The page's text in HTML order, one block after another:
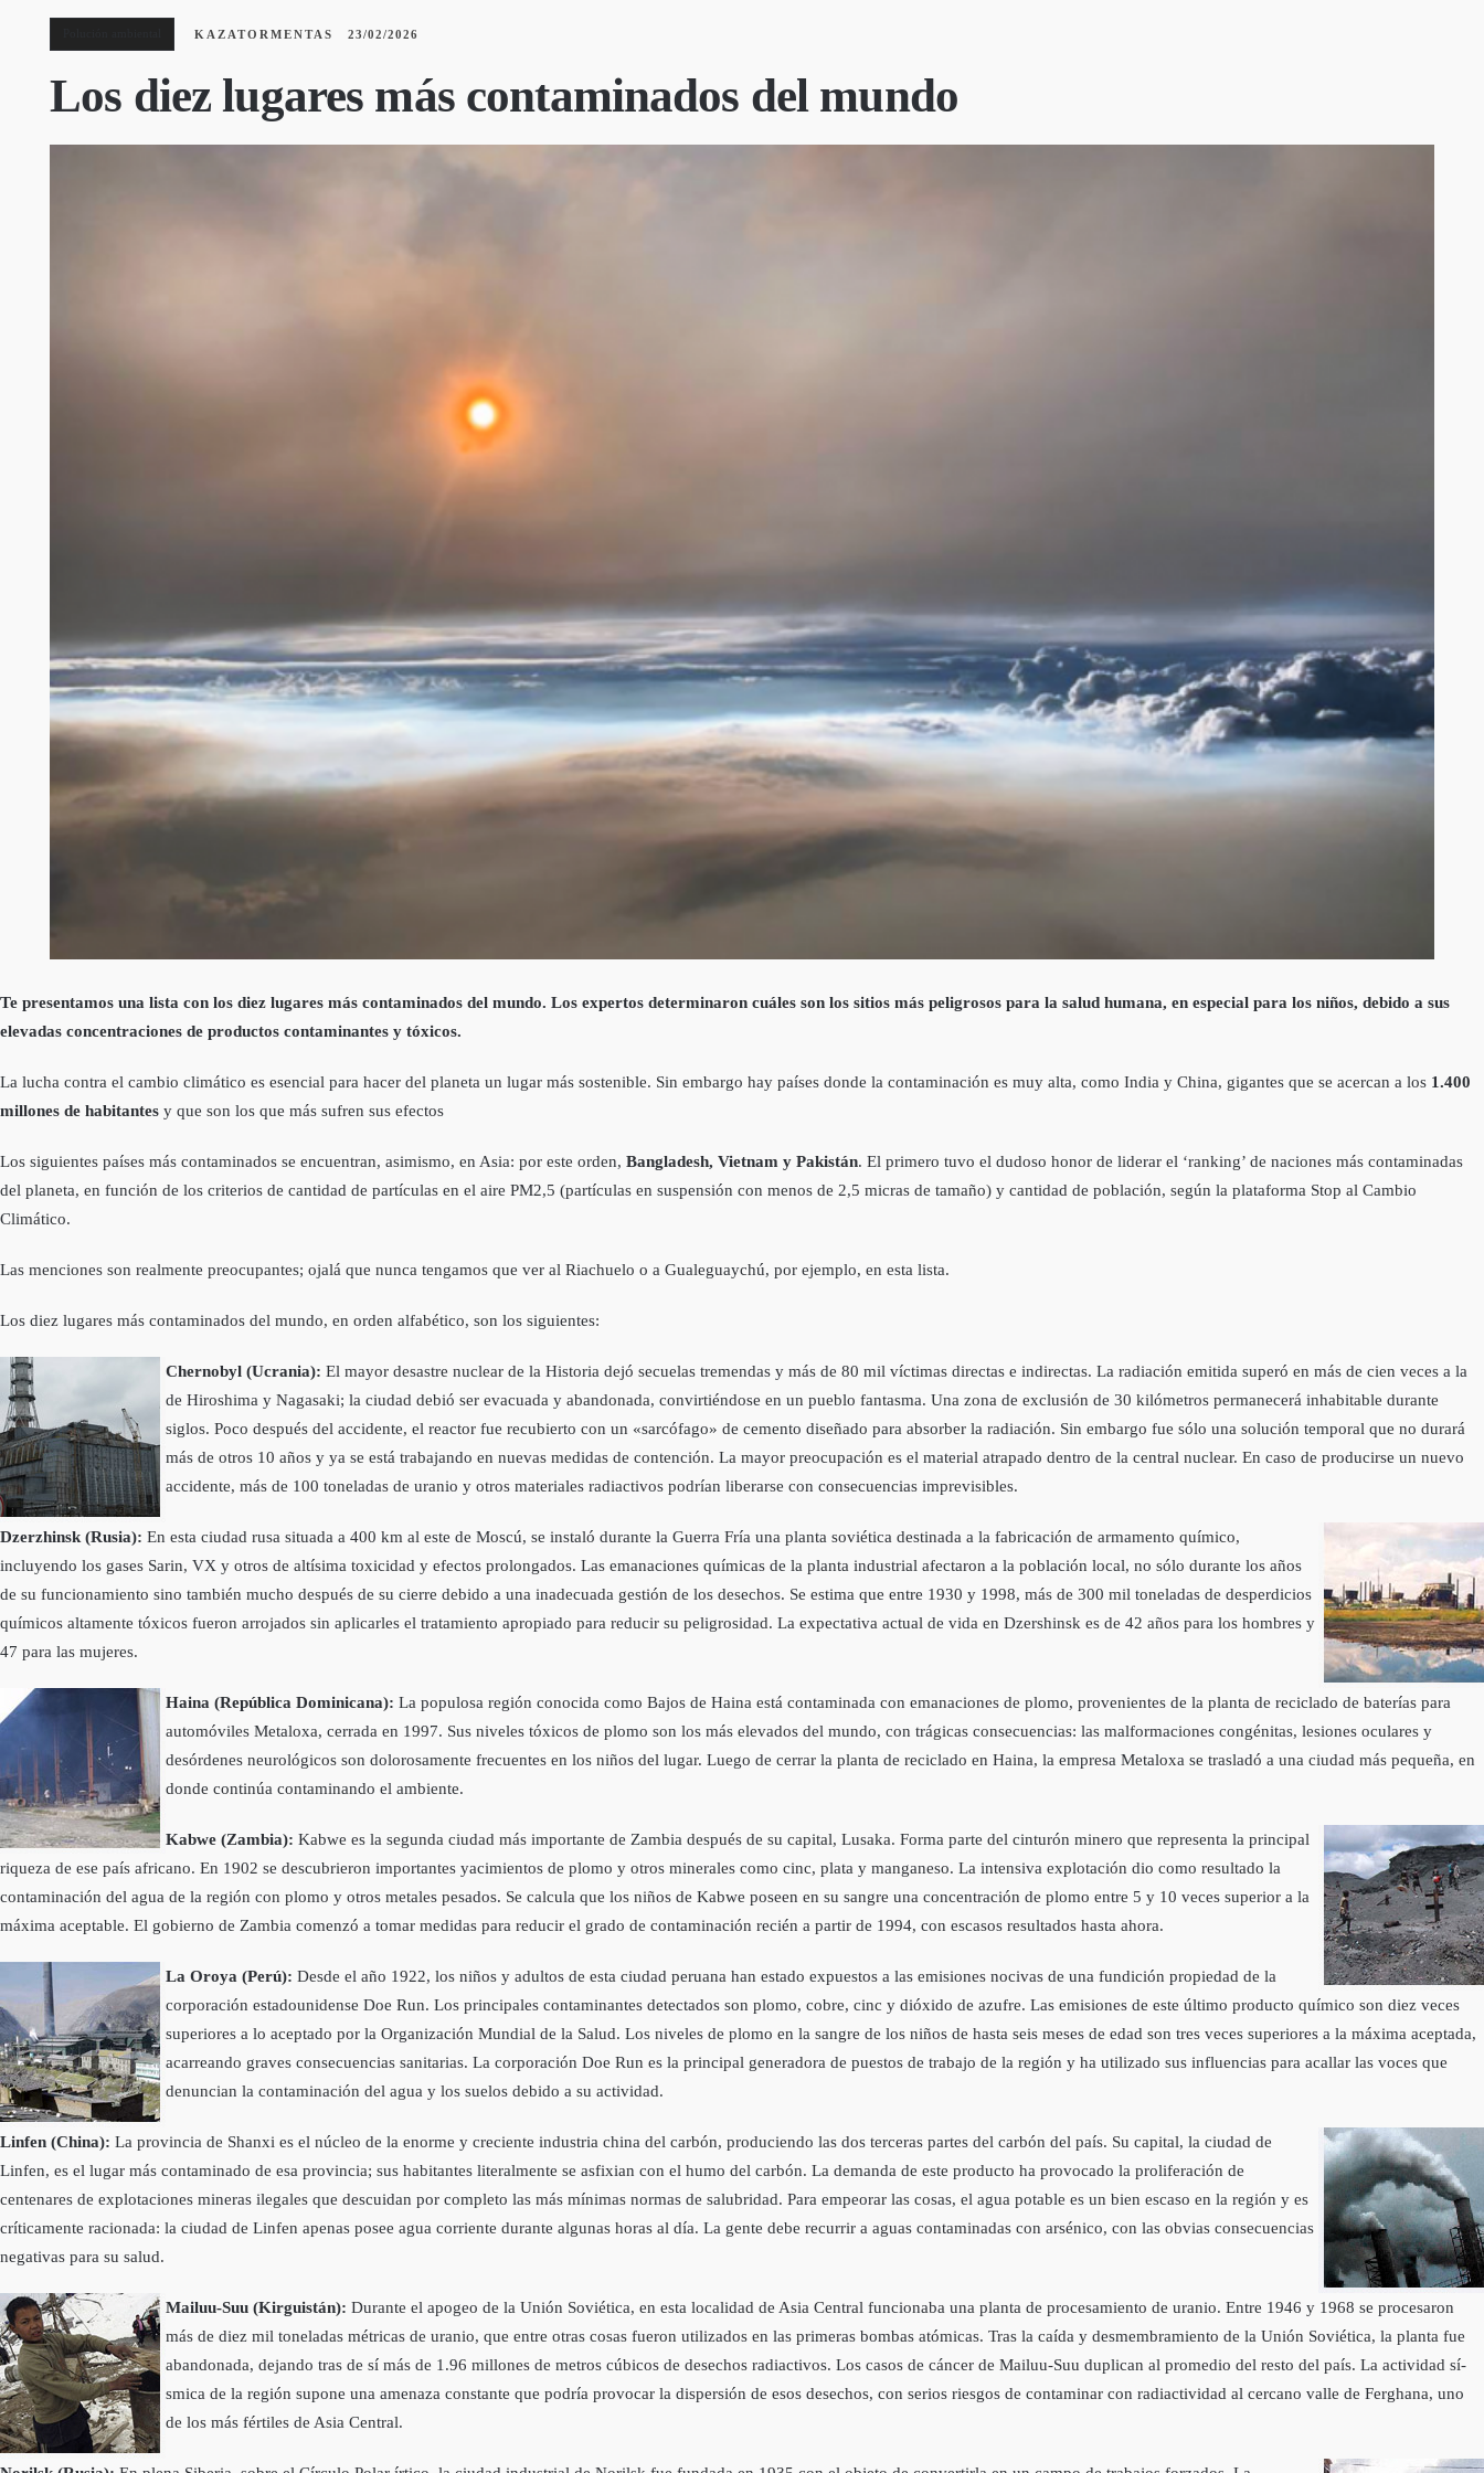
KAZATORMENTAS 23/02/2026
Los diez lugares más contaminados del mundo
Te presentamos una lista con los diez lugares más contaminados del mundo. Los expertos determinaron cuáles son los sitios más peligrosos para la salud humana, en especial para los niños, debido a sus
elevadas concentraciones de productos contaminantes y tóxicos.
La lucha contra el cambio climático es esencial para hacer del planeta un lugar más sostenible. Sin embargo hay países donde la contaminación es muy alta, como India y China, gigantes que se acercan a los 1.400
millones de habitantes y que son los que más sufren sus efectos
Los siguientes países más contaminados se encuentran, asimismo, en Asia: por este orden, Bangladesh, Vietnam y Pakistán. El primero tuvo el dudoso honor de liderar el ‘ranking’ de naciones más contaminadas
del planeta, en función de los criterios de cantidad de partículas en el aire PM2,5 (partículas en suspensión con menos de 2,5 micras de tamaño) y cantidad de población, según la plataforma Stop al Cambio
Climático.
Las menciones son realmente preocupantes; ojalá que nunca tengamos que ver al Riachuelo o a Gualeguaychú, por ejemplo, en esta lista.
Los diez lugares más contaminados del mundo, en orden alfabético, son los siguientes:
Chernobyl (Ucrania): El mayor desastre nuclear de la Historia dejó secuelas tremendas y más de 80 mil ví­ctimas directas e indirectas. La radiación emitida superó en más de cien veces a la
de Hiroshima y Nagasaki; la ciudad debió ser evacuada y abandonada, convirtiéndose en un pueblo fantasma. Una zona de exclusión de 30 kilómetros permanecerá inhabitable durante
siglos. Poco después del accidente, el reactor fue recubierto con un «sarcófago» de cemento diseñado para absorber la radiación. Sin embargo fue sólo una solución temporal que no durará
más de otros 10 años y ya se está trabajando en nuevas medidas de contención. La mayor preocupación es el material atrapado dentro de la central nuclear. En caso de producirse un nuevo
accidente, más de 100 toneladas de uranio y otros materiales radiactivos podrí­an liberarse con consecuencias imprevisibles.
Dzerzhinsk (Rusia): En esta ciudad rusa situada a 400 km al este de Moscú, se instaló durante la Guerra Frí­a una planta soviética destinada a la fabricación de armamento quí­mico,
incluyendo los gases Sarin, VX y otros de altí­sima toxicidad y efectos prolongados. Las emanaciones quí­micas de la planta industrial afectaron a la población local, no sólo durante los años
de su funcionamiento sino también mucho después de su cierre debido a una inadecuada gestión de los desechos. Se estima que entre 1930 y 1998, más de 300 mil toneladas de desperdicios
quí­micos altamente tóxicos fueron arrojados sin aplicarles el tratamiento apropiado para reducir su peligrosidad. La expectativa actual de vida en Dzershinsk es de 42 años para los hombres y
47 para las mujeres.
Haina (República Dominicana): La populosa región conocida como Bajos de Haina está contaminada con emanaciones de plomo, provenientes de la planta de reciclado de baterí­as para
automóviles Metaloxa, cerrada en 1997. Sus niveles tóxicos de plomo son los más elevados del mundo, con trágicas consecuencias: las malformaciones congénitas, lesiones oculares y
desórdenes neurológicos son dolorosamente frecuentes en los niños del lugar. Luego de cerrar la planta de reciclado en Haina, la empresa Metaloxa se trasladó a una ciudad más pequeña, en
donde continúa contaminando el ambiente.
Kabwe (Zambia): Kabwe es la segunda ciudad más importante de Zambia después de su capital, Lusaka. Forma parte del cinturón minero que representa la principal
riqueza de ese paí­s africano. En 1902 se descubrieron importantes yacimientos de plomo y otros minerales como cinc, plata y manganeso. La intensiva explotación dio como resultado la
contaminación del agua de la región con plomo y otros metales pesados. Se calcula que los niños de Kabwe poseen en su sangre una concentración de plomo entre 5 y 10 veces superior a la
máxima aceptable. El gobierno de Zambia comenzó a tomar medidas para reducir el grado de contaminación recién a partir de 1994, con escasos resultados hasta ahora.
La Oroya (Perú): Desde el año 1922, los niños y adultos de esta ciudad peruana han estado expuestos a las emisiones nocivas de una fundición propiedad de la
corporación estadounidense Doe Run. Los principales contaminantes detectados son plomo, cobre, cinc y dióxido de azufre. Las emisiones de este último producto quí­mico son diez veces
superiores a lo aceptado por la Organización Mundial de la Salud. Los niveles de plomo en la sangre de los niños de hasta seis meses de edad son tres veces superiores a la máxima aceptada,
acarreando graves consecuencias sanitarias. La corporación Doe Run es la principal generadora de puestos de trabajo de la región y ha utilizado sus influencias para acallar las voces que
denuncian la contaminación del agua y los suelos debido a su actividad.
Linfen (China): La provincia de Shanxi es el núcleo de la enorme y creciente industria china del carbón, produciendo las dos terceras partes del carbón del paí­s. Su capital, la ciudad de
Linfen, es el lugar más contaminado de esa provincia; sus habitantes literalmente se asfixian con el humo del carbón. La demanda de este producto ha provocado la proliferación de
centenares de explotaciones mineras ilegales que descuidan por completo las más mí­nimas normas de salubridad. Para empeorar las cosas, el agua potable es un bien escaso en la región y es
crí­ticamente racionada: la ciudad de Linfen apenas posee agua corriente durante algunas horas al dí­a. La gente debe recurrir a aguas contaminadas con arsénico, con las obvias consecuencias
negativas para su salud.
Mailuu-Suu (Kirguistán): Durante el apogeo de la Unión Soviética, en esta localidad de Asia Central funcionaba una planta de procesamiento de uranio. Entre 1946 y 1968 se procesaron
más de diez mil toneladas métricas de uranio, que entre otras cosas fueron utilizados en las primeras bombas atómicas. Tras la caí­da y desmembramiento de la Unión Soviética, la planta fue
abandonada, dejando tras de sí­ más de 1.96 millones de metros cúbicos de desechos radiactivos. Los casos de cáncer de Mailuu-Suu duplican al promedio del resto del paí­s. La actividad sí­
smica de la región supone una amenaza constante que podrí­a provocar la dispersión de esos desechos, con serios riesgos de contaminar con radiactividad al cercano valle de Ferghana, uno
de los más fértiles de Asia Central.